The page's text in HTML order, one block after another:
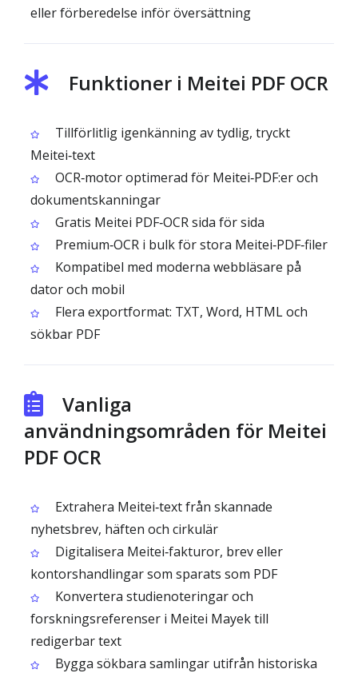
eller förberedelse inför översättning
Funktioner i Meitei PDF OCR
Tillförlitlig igenkänning av tydlig, tryckt
Meitei‑text
OCR‑motor optimerad för Meitei‑PDF:er och
dokumentskanningar
Gratis Meitei PDF‑OCR sida för sida
Premium‑OCR i bulk för stora Meitei‑PDF‑filer
Kompatibel med moderna webbläsare på
dator och mobil
Flera exportformat: TXT, Word, HTML och
sökbar PDF
Vanliga
användningsområden för Meitei
PDF OCR
Extrahera Meitei‑text från skannade
nyhetsbrev, häften och cirkulär
Digitalisera Meitei‑fakturor, brev eller
kontorshandlingar som sparats som PDF
Konvertera studienoteringar och
forskningsreferenser i Meitei Mayek till
redigerbar text
Bygga sökbara samlingar utifrån historiska